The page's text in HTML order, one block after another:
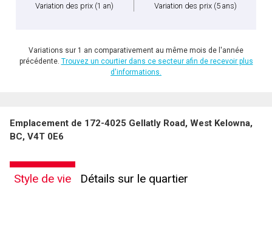
Variation des prix (1 an) Variation des prix (5 ans)
Variations sur 1 an comparativement au même mois de l'année
précédente. Trouvez un courtier dans ce secteur afin de recevoir plus
d'informations.
Emplacement de 172-4025 Gellatly Road, West Kelowna,
BC, V4T 0E6
Style de vie Détails sur le quartier